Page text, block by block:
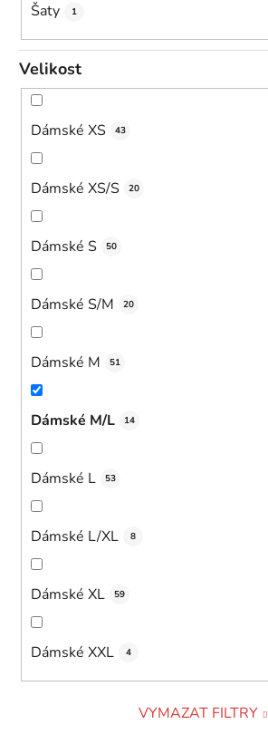
Šaty 1
Velikost
Dámské XS 43
Dámské XS/S 20
Dámské S 50
Dámské S/M 20
Dámské M 51
Dámské M/L 14
Dámské L 53
Dámské L/XL 8
Dámské XL 59
Dámské XXL 4
VYMAZAT FILTRY